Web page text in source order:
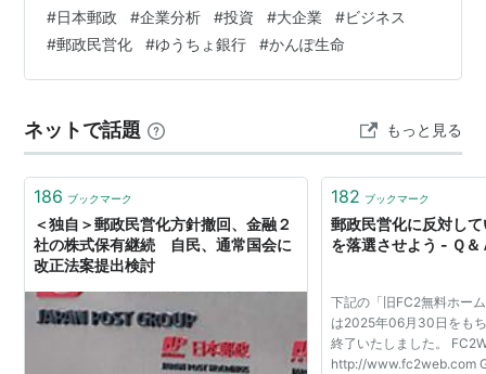
【関連資料】
sei.html
http://allabout.co.jp/career/economyabc/closeup/CU
20050707A/
Wikipediaによる解説
http://ja.wikipedia.org/wiki/%E9%83%B5%E6%94%B
F%E6%B0%91%E5%96%B6%E5%8C%96
夏休みという事で、時間がそれなりに取れるので記事を
一本で完結させます。長いと感じましたら最後にありま
す、お問い合わせフォームにてご連絡ください。 日本郵
み益を抱えた不動産という隠れ資産 ゆうちょ銀行・かん
ぽ生命という安定収益源 経営戦略 ～…
#日本郵政 #企業分析 #投資 #大企業 #ビジネス
#郵政民営化 #ゆうちょ銀行 #かんぽ生命
ネットで話題 もっと見る
186 ブックマーク
＜独自＞郵政民営化方針撤回、金融２
社の株式保有継続 自民、通常国会に
改正法案提出検討
182 ブックマーク
郵政民営化に反対し
を落選させよう - Ｑ＆
下記の「旧FC2無料ホー
は2025年06月30日をも
終了いたしました。
http://www.fc2web.com